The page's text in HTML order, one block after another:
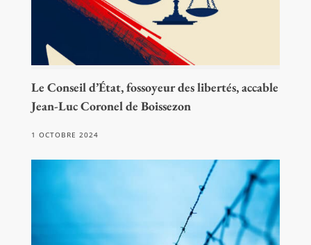
Le Conseil d’État, fossoyeur des libertés, accable
Jean-Luc Coronel de Boissezon
1 OCTOBRE 2024